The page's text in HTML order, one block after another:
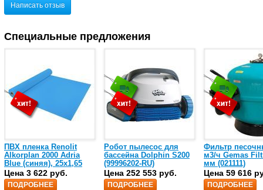
Написать отзыв
Специальные предложения
ПВХ пленка Renolit
Alkorplan 2000 Adria
Blue (синяя), 25х1,65
(35216203)
Цена 3 622 руб.
ПОДРОБНЕЕ
Робот пылесос для
бассейна Dolphin S200
(99996202-RU)
Цена 252 553 руб.
ПОДРОБНЕЕ
Фильтр
м3/ч Gemas
мм (021111)
Цена 59 616
ПОДРОБНЕЕ